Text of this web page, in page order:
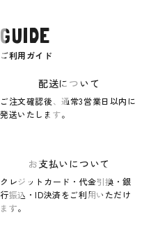
GUIDE
ご利用ガイド
配送について
ご注文確認後、通常3営業日以内に
発送いたします。
お支払いについて
クレジットカード・代金引換・銀
行振込・ID決済をご利用いただけ
ます。